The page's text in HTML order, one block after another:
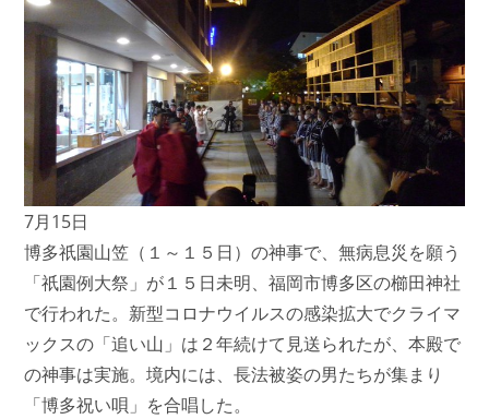
7月15日
博多祇園山笠（１～１５日）の神事で、無病息災を願う
「祇園例大祭」が１５日未明、福岡市博多区の櫛田神社
で行われた。新型コロナウイルスの感染拡大でクライマ
ックスの「追い山」は２年続けて見送られたが、本殿で
の神事は実施。境内には、長法被姿の男たちが集まり
「博多祝い唄」を合唱した。